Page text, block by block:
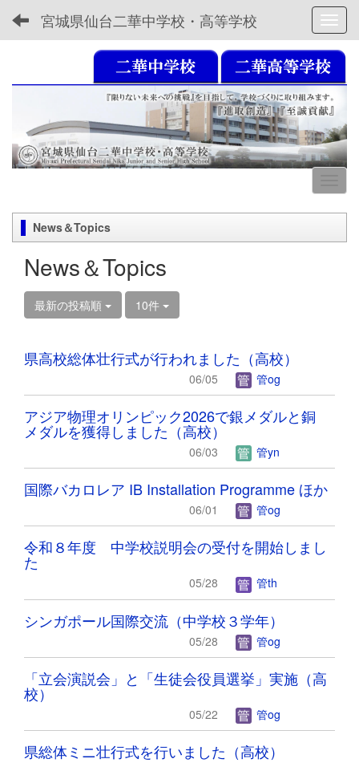
宮城県仙台二華中学校・高等学校
News＆Topics
News＆Topics
最新の投稿順 10件
県高校総体壮行式が行われました（高校）
06/05 管og
アジア物理オリンピック2026で銀メダルと銅
メダルを獲得しました（高校）
06/03 管yn
国際バカロレア IB Installation Programme ほか
06/01 管og
令和８年度 中学校説明会の受付を開始しまし
た
05/28 管th
シンガポール国際交流（中学校３学年）
05/28 管og
「立会演説会」と「生徒会役員選挙」実施（高
校）
05/22 管og
県総体ミニ壮行式を行いました（高校）